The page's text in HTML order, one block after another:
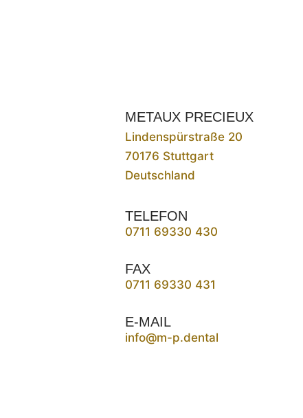
METAUX PRECIEUX
Lindenspürstraße 20
70176 Stuttgart
Deutschland
TELEFON
0711 69330 430
FAX
0711 69330 431
E-MAIL
info@m-p.dental